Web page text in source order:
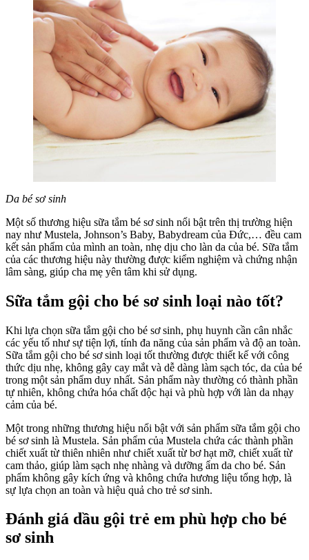
Da bé sơ sinh
Một số thương hiệu sữa tắm bé sơ sinh nổi bật trên thị trường hiện
nay như Mustela, Johnson’s Baby, Babydream của Đức,… đều cam
kết sản phẩm của mình an toàn, nhẹ dịu cho làn da của bé. Sữa tắm
của các thương hiệu này thường được kiểm nghiệm và chứng nhận
lâm sàng, giúp cha mẹ yên tâm khi sử dụng.
Sữa tắm gội cho bé sơ sinh loại nào tốt?
Khi lựa chọn sữa tắm gội cho bé sơ sinh, phụ huynh cần cân nhắc
các yếu tố như sự tiện lợi, tính đa năng của sản phẩm và độ an toàn.
Sữa tắm gội cho bé sơ sinh loại tốt thường được thiết kế với công
thức dịu nhẹ, không gây cay mắt và dễ dàng làm sạch tóc, da của bé
trong một sản phẩm duy nhất. Sản phẩm này thường có thành phần
tự nhiên, không chứa hóa chất độc hại và phù hợp với làn da nhạy
cảm của bé.
Một trong những thương hiệu nổi bật với sản phẩm sữa tắm gội cho
bé sơ sinh là Mustela. Sản phẩm của Mustela chứa các thành phần
chiết xuất từ thiên nhiên như chiết xuất từ bơ hạt mỡ, chiết xuất từ
cam thảo, giúp làm sạch nhẹ nhàng và dưỡng ẩm da cho bé. Sản
phẩm không gây kích ứng và không chứa hương liệu tổng hợp, là
sự lựa chọn an toàn và hiệu quả cho trẻ sơ sinh.
Đánh giá dầu gội trẻ em phù hợp cho bé
sơ sinh